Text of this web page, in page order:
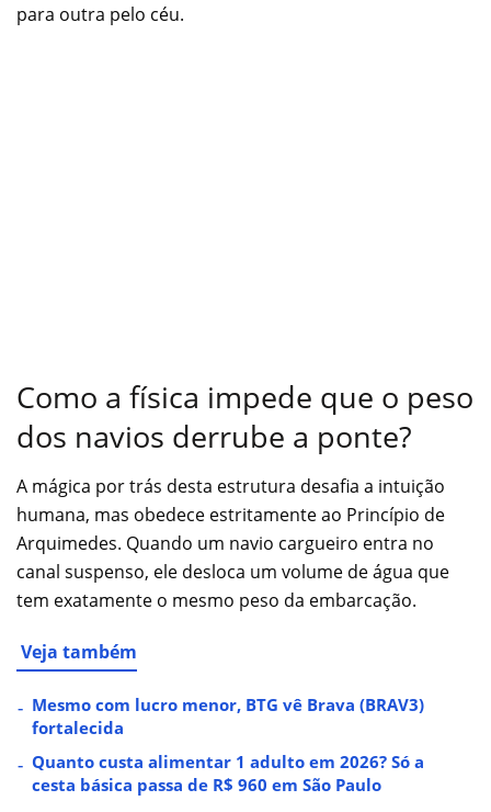
para outra pelo céu.
Como a física impede que o peso
dos navios derrube a ponte?
A mágica por trás desta estrutura desafia a intuição
humana, mas obedece estritamente ao Princípio de
Arquimedes. Quando um navio cargueiro entra no
canal suspenso, ele desloca um volume de água que
tem exatamente o mesmo peso da embarcação.
Veja também
Mesmo com lucro menor, BTG vê Brava (BRAV3)
fortalecida
Quanto custa alimentar 1 adulto em 2026? Só a
cesta básica passa de R$ 960 em São Paulo